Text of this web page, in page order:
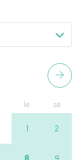
lø sø
1 2